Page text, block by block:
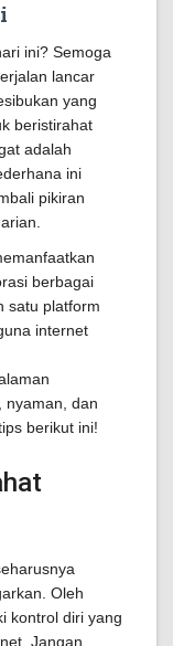
ini? Semoga
lancar
yang
beristirahat
adalah
ini
pikiran
berbagai
satu platform
internet
nyaman, dan
berikut ini!
Oleh
kontrol diri yang
Jangan